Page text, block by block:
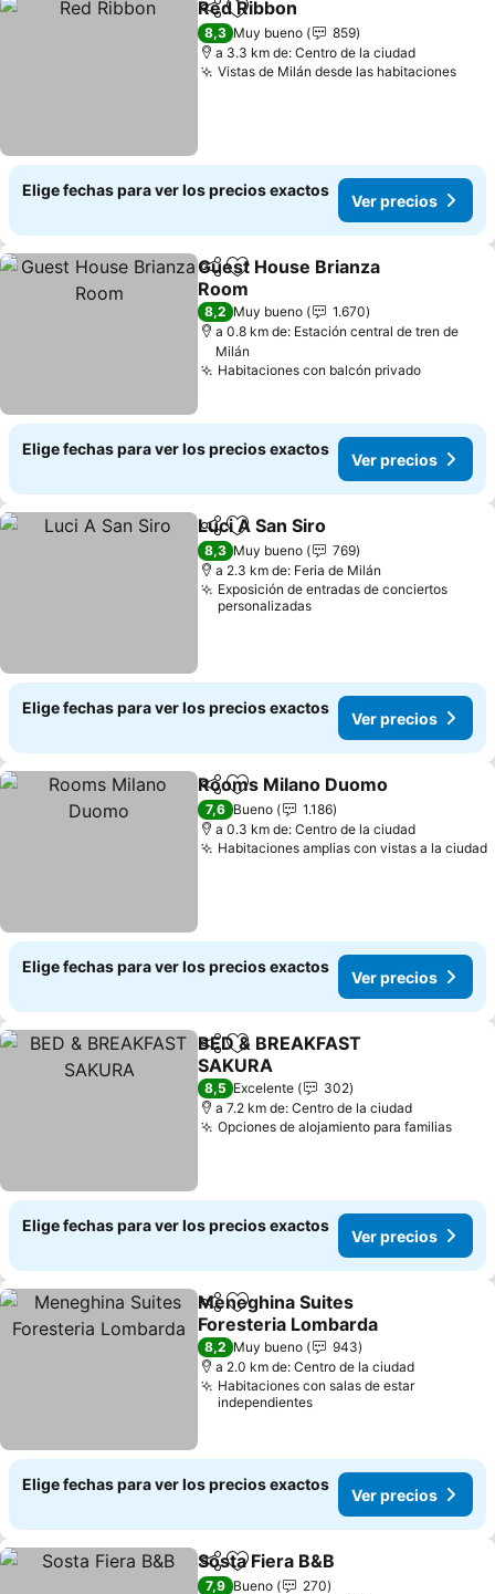
CompartirAgregar a favoritos
Red Ribbon
8,3 Muy bueno
859
a 3.3 km de: Centro de la ciudad
Vistas de Milán desde las habitacionesVer
Elige fechas para ver los precios exactos
Ver precios
CompartirAgregar a favoritos
Guest House Brianza
Room
Ver precios
8,2 Muy bueno
1.670
a 0.8 km de: Estación central de tren de
Milán
Habitaciones con balcón privadoVer
Elige fechas para ver los precios exactos
Ver precios
CompartirAgregar a favoritos
Luci A San Siro
8,3 Muy bueno
769
a 2.3 km de: Feria de Milán
Exposición de entradas de conciertos
personalizadas
Elige fechas para ver los precios exactos
Ver precios
CompartirAgregar a favoritos
Rooms Milano Duomo
7,6 Bueno
1.186
a 0.3 km de: Centro de la ciudad
Habitaciones amplias con vistas a la ciudad
Elige fechas para ver los precios exactos
Ver precios
CompartirAgregar a favoritos
BED & BREAKFAST
SAKURA
Ver precios
8,5 Excelente
302
a 7.2 km de: Centro de la ciudad
Opciones de alojamiento para familiasVer
Elige fechas para ver los precios exactos
Ver precios
CompartirAgregar a favoritos
Meneghina Suites
Foresteria Lombarda
Ver precios
8,2 Muy bueno
943
a 2.0 km de: Centro de la ciudad
Habitaciones con salas de estar
independientes
Elige fechas para ver los precios exactos
Ver precios
CompartirAgregar a favoritos
Sosta Fiera B&B
7,9 Bueno
270